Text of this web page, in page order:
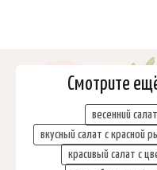
Смотрите
весенний
вкусный салат с красной
красивый салат с